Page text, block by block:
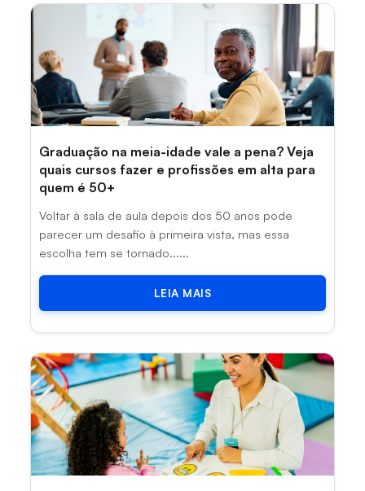
Graduação na meia-idade vale a pena? Veja
quais cursos fazer e profissões em alta para
quem é 50+
Voltar à sala de aula depois dos 50 anos pode
parecer um desafio à primeira vista, mas essa
escolha tem se tornado......
LEIA MAIS